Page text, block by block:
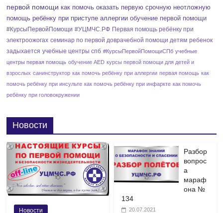
первой помощи как помочь оказать первую срочную неотложную
помощь ребёнку при приступе аллергии обучение первой помощи
#КурсыПервойПомощи #УЦМЧС.РФ Первая помощь ребёнку при
электроожогах семинар по первой доврачебной помощи детям ребенок
задыхается учебные центры спб #КурсыПервойПомощиСПб учебные
центры первая помощь обучение AED курсы первой помощи для детей и
взрослых санинструктор как помочь ребёнку при аллергии первая помощь как
помочь ребёнку при инсульте как помочь ребёнку при инфаркте как помочь
ребёнку при головокружении
Новости
Новости
Разбор
вопрос
а
мараф
она №
134
20.07.2021